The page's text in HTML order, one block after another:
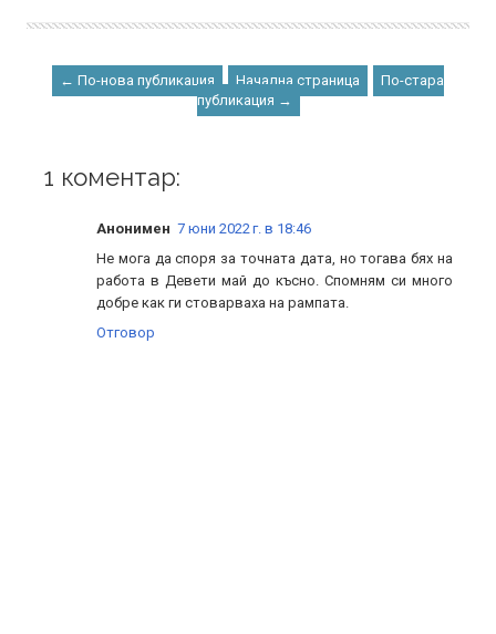
← По-нова публикация Начална страница
По-стара
публикация →
1 коментар:
Анонимен 7 юни 2022 г. в 18:46
Не мога да споря за точната дата, но тогава бях на
работа в Девети май до късно. Спомням си много
добре как ги стоварваха на рампата.
Отговор